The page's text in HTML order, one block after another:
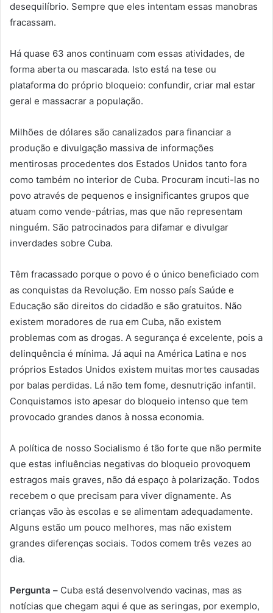
desequilíbrio. Sempre que eles intentam essas manobras
fracassam.
Há quase 63 anos continuam com essas atividades, de
forma aberta ou mascarada. Isto está na tese ou
plataforma do próprio bloqueio: confundir, criar mal estar
geral e massacrar a população.
Milhões de dólares são canalizados para financiar a
produção e divulgação massiva de informações
mentirosas procedentes dos Estados Unidos tanto fora
como também no interior de Cuba. Procuram incuti-las no
povo através de pequenos e insignificantes grupos que
atuam como vende-pátrias, mas que não representam
ninguém. São patrocinados para difamar e divulgar
inverdades sobre Cuba.
Têm fracassado porque o povo é o único beneficiado com
as conquistas da Revolução. Em nosso país Saúde e
Educação são direitos do cidadão e são gratuitos. Não
existem moradores de rua em Cuba, não existem
problemas com as drogas. A segurança é excelente, pois a
delinquência é mínima. Já aqui na América Latina e nos
próprios Estados Unidos existem muitas mortes causadas
por balas perdidas. Lá não tem fome, desnutrição infantil.
Conquistamos isto apesar do bloqueio intenso que tem
provocado grandes danos à nossa economia.
A política de nosso Socialismo é tão forte que não permite
que estas influências negativas do bloqueio provoquem
estragos mais graves, não dá espaço à polarização. Todos
recebem o que precisam para viver dignamente. As
crianças vão às escolas e se alimentam adequadamente.
Alguns estão um pouco melhores, mas não existem
grandes diferenças sociais. Todos comem três vezes ao
dia.
Pergunta – Cuba está desenvolvendo vacinas, mas as
notícias que chegam aqui é que as seringas, por exemplo,